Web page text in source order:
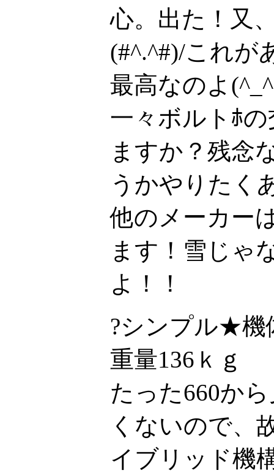
心。出た！又
(#^.^#)/これが
最高なのよ
一々ボルトﾎ
ますか？残念
うかやりたく
他のメーカー
ます！雪じゃ
よ！！
?シンプル★機
重量136ｋｇ
たった660か
くないので、
イブリッド機